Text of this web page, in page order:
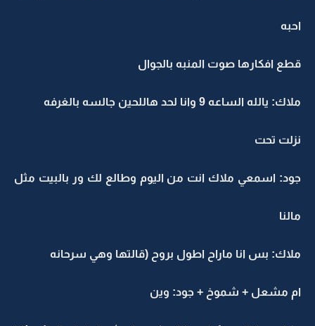
احبه
قطع افكارها صوت المنبه بالجوال
ملاك: يالله الساعه 9 وانا لحد هاللحين جالسه بالغرفه
نزلت تحت
جود: اسمعي ملاك انت من اليوم وطالع لك ور بالبيت مثل
مالنا
ملاك: بس انا ماراح اطول بروح (قالتها وهي سرحانه
ام مشعل + شموخ + جود: وين